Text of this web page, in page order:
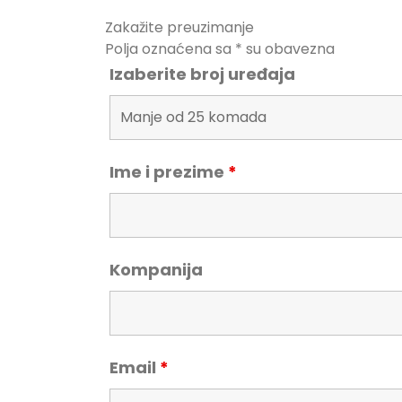
Zakažite preuzimanje
Polja oznaćena sa * su obavezna
Izaberite broj uređaja
Ime i prezime *
Kompanija
Email *